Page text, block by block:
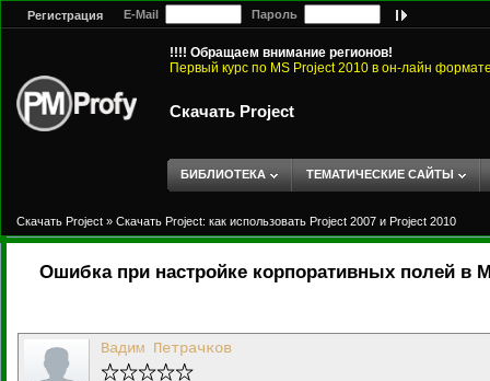
Регистрация E-Mail Пароль
!!!! Обращаем внимание регионов!
Первый курс по MS Project 2010 в он-лайн
Скачать Project
БИБЛИОТЕКА ТЕМАТИЧЕСКИЕ САЙТЫ
Скачать Project » Скачать Project: как использовать Project 2007 и Project 2010
Ошибка при настройке корпоративных полей в
Вадим Петрачков